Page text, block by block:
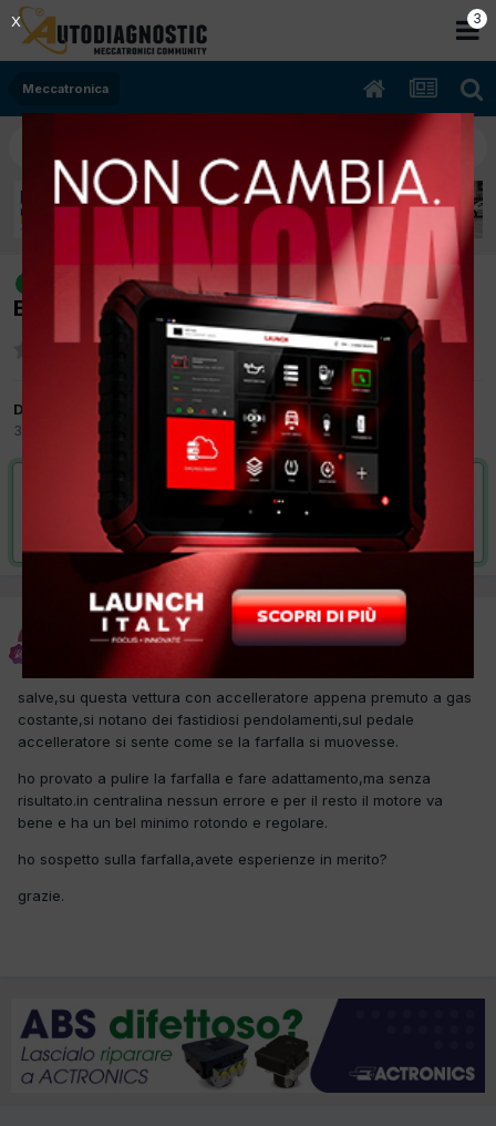
Meccatronica
[vw golf 4 11/1999 1595cc akl 74Kw
Benzina] pendolamento motore
Da stive
31 Agosto 2017
VAI ALLA SOLUZIONE
Risolta da stive,18 Settembre 2017
stive
Inviato
salve,su questa vettura con accelleratore appena premuto a gas
costante,si notano dei fastidiosi pendolamenti,sul pedale
accelleratore si sente come se la farfalla si muovesse.
ho provato a pulire la farfalla e fare adattamento,ma senza
risultato.in centralina nessun errore e per il resto il motore va
bene e ha un bel minimo rotondo e regolare.
ho sospetto sulla farfalla,avete esperienze in merito?
grazie.
2
X